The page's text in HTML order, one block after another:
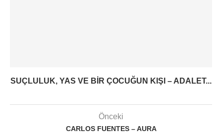
SUÇLULUK, YAS VE BIR ÇOCUĞUN KIŞI – ADALET...
Önceki
CARLOS FUENTES – AURA